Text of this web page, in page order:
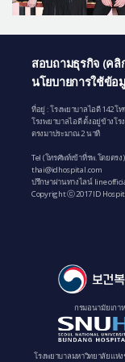
สอบถามธุรกิจ (คลิ
นโยบายการใช้ข้
ที่อยู่ : โรงพยาบาลไอดี 142 โ
โรงพยาบาลไอดี ตั้งอยู่ข้างโ
ตรงมาประมาณ 2 นาที
Tel (โทรศัพท์เข้าที่รพ.โดยตรง):
thai@idhospital.com
ปรึกษาผ่านทางไลน์ line
Copyright ⓒ 2017 ID
กรมอนามัยเกา
โรงพยาบาลมหาวิทยาลัยแห่